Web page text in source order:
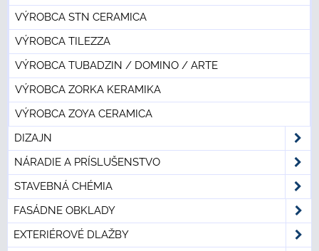
VÝROBCA STN CERAMICA
VÝROBCA TILEZZA
VÝROBCA TUBADZIN / DOMINO / ARTE
VÝROBCA ZORKA KERAMIKA
VÝROBCA ZOYA CERAMICA
DIZAJN
NÁRADIE A PRÍSLUŠENSTVO
STAVEBNÁ CHÉMIA
FASÁDNE OBKLADY
EXTERIÉROVÉ DLAŽBY